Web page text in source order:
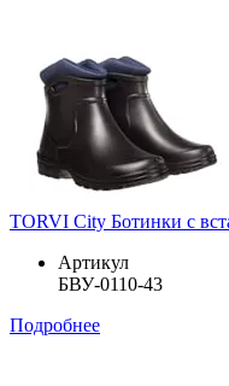
TORVI City Ботинки с
Артикул
БВУ-0110-43
Подробнее